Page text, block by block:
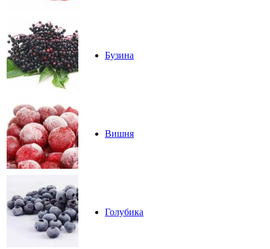
Бузина
Вишня
Голубика